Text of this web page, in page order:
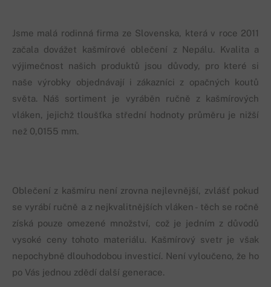
Jsme malá rodinná firma ze Slovenska, která v roce 2011
začala dovážet kašmírové oblečení z Nepálu. Kvalita a
výjimečnost našich produktů jsou důvody, pro které si
naše výrobky objednávají i zákazníci z opačných koutů
světa. Náš sortiment je vyráběn ručně z kašmírových
vláken, jejichž tloušťka střední hodnoty průměru je nižší
než 0,0155 mm.
Oblečení z kašmíru není zrovna nejlevnější, zvlášť pokud
se vyrábí ručně a z nejkvalitnějších vláken - těch se ročně
získá pouze omezené množství, což je jedním z důvodů
vysoké ceny tohoto materiálu. Kašmírový svetr je však
nepochybně dlouhodobou investicí. Není vyloučeno, že ho
po Vás jednou zdědí další generace.